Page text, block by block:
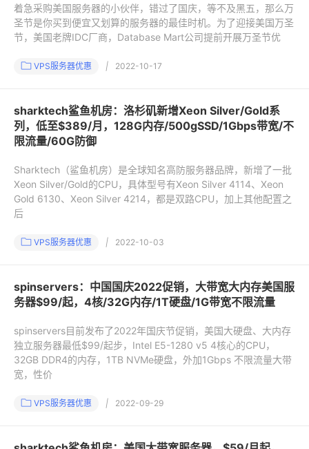
着急采购美国服务器的小伙伴，错过了国庆，等不及黑五，那么万
圣节是你买到便宜又划算的服务器的最佳时机。为了迎接美国万圣
节，美国老牌IDC厂商，Database Mart公司提前开展万圣节优
VPS服务器优惠 | 2022-10-17
sharktech鲨鱼机房：洛杉矶新增Xeon Silver/Gold系
列，低至$389/月，128G内存/500gSSD/1Gbps带宽/不
限流量/60G防御
Sharktech（鲨鱼机房）是全球知名高防服务器品牌，新增了一批
Xeon Silver/Gold的CPU，具体型号有Xeon Silver 4114、Xeon
Gold 6130、Xeon Silver 4214，都是双路CPU，加上其他配置之
后
VPS服务器优惠 | 2022-10-03
spinservers：中国国庆2022促销，大带宽大内存美国服
务器$99/起，4核/32G内存/1T硬盘/1G带宽不限流量
spinservers目前发布了2022年国庆节促销，美国大硬盘、大内存
独立服务器最低$99/起步，Intel E5-1280 v5 4核心的CPU，
32GB DDR4的内存，1TB NVMe硬盘，外加1Gbps 不限流量大带
宽，性价
VPS服务器优惠 | 2022-09-29